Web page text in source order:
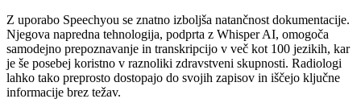
Z uporabo Speechyou se znatno izboljša natančnost dokumentacije.
Njegova napredna tehnologija, podprta z Whisper AI, omogoča
samodejno prepoznavanje in transkripcijo v več kot 100 jezikih, kar
je še posebej koristno v raznoliki zdravstveni skupnosti. Radiologi
lahko tako preprosto dostopajo do svojih zapisov in iščejo ključne
informacije brez težav.